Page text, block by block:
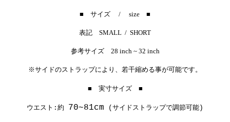
■ サイズ / size ■
表記 SMALL / SHORT
参考サイズ28 inch ~ 32 inch
※サイドのストラップにより、若干縮める事が可能です。
■ 実寸サイズ ■
ウエスト:約 70~81cm (サイドストラップで調節可能)